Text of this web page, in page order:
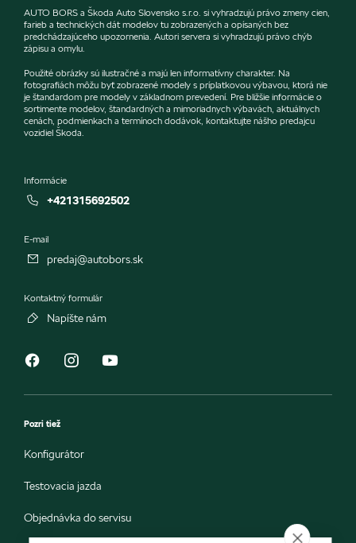
AUTO BORS a Škoda Auto Slovensko s.r.o. si vyhradzujú právo zmeny cien,
farieb a technických dát modelov tu zobrazených a opísaných bez
predchádzajúceho upozornenia. Autori servera si vyhradzujú právo chýb
zápisu a omylu.
Použité obrázky sú ilustračné a majú len informatívny charakter. Na
fotografiách môžu byť zobrazené modely s príplatkovou výbavou, ktorá nie
je štandardom pre modely v základnom prevedení. Pre bližšie informácie o
sortimente modelov, štandardných a mimoriadnych výbavách, aktuálnych
cenách, podmienkach a termínoch dodávok, kontaktujte nášho predajcu
vozidiel Škoda.
Informácie
+421315692502
E-mail
predaj@autobors.sk
Kontaktný formulár
Napíšte nám
Pozri tiež
Konfigurátor
Testovacia jazda
Objednávka do servisu